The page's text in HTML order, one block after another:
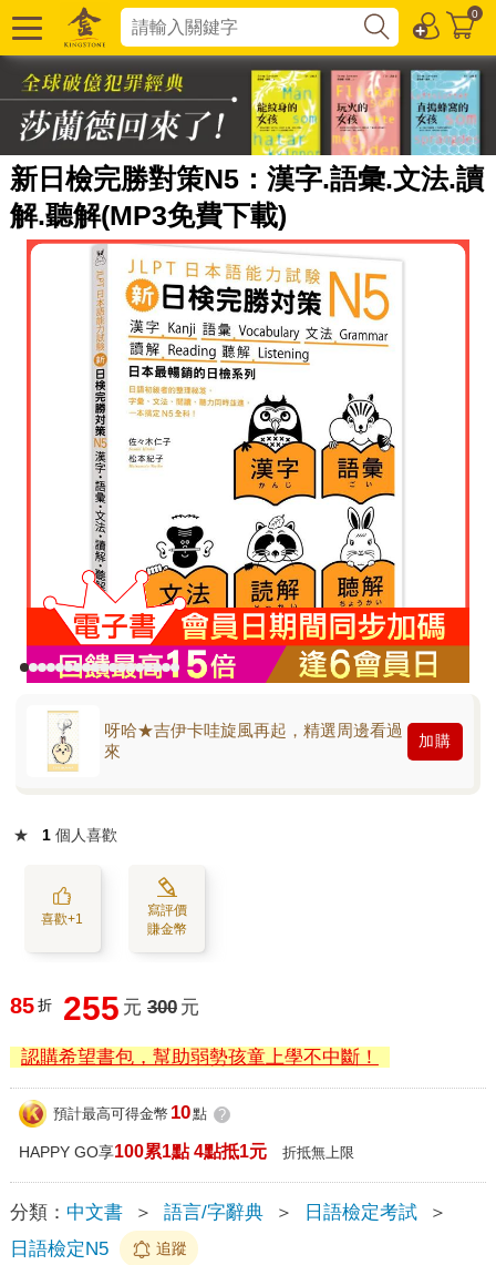
0
新日檢完勝對策N5：漢字.語彙.文法.讀
解.聽解(MP3免費下載)
呀哈★吉伊卡哇旋風再起，精選周邊看過
來
加購
★ 1 個人喜歡
喜歡+1
寫評價
賺金幣
85 折 255 元 300 元
認購希望書包，幫助弱勢孩童上學不中斷！
預計最高可得金幣 10點 ?
HAPPY GO享100累1點 4點抵1元 折抵無上限
分類： 中文書 ＞ 語言/字辭典 ＞ 日語檢定考試
＞
日語檢定N5
追蹤